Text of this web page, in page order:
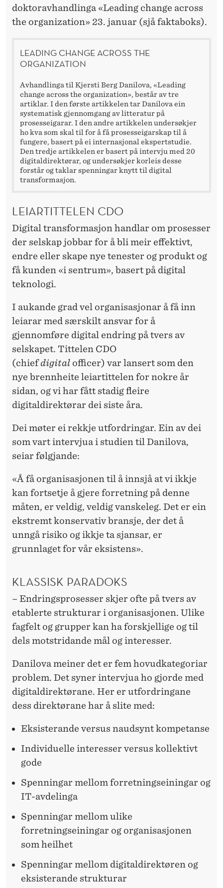
doktoravhandlinga «Leading change across
the organization» 23. januar (sjå faktaboks).
LEADING CHANGE ACROSS THE
ORGANIZATION
Avhandlinga til Kjersti Berg Danilova, «Leading
change across the organization», består av tre
artiklar. I den første artikkelen tar Danilova ein
systematisk gjennomgang av litteratur på
prosesseigarar. I den andre artikkelen undersøkjer
ho kva som skal til for å få prosesseigarskap til å
fungere, basert på ei internasjonal ekspertstudie.
Den tredje artikkelen er basert på intervju med 20
digitaldirektørar, og undersøkjer korleis desse
forstår og taklar spenningar knytt til digital
transformasjon.
LEIARTITTELEN CDO
Digital transformasjon handlar om prosesser
der selskap jobbar for å bli meir effektivt,
endre eller skape nye tenester og produkt og
få kunden «i sentrum», basert på digital
teknologi.
I aukande grad vel organisasjonar å få inn
leiarar med særskilt ansvar for å
gjennomføre digital endring på tvers av
selskapet. Tittelen CDO
(chiefdigital officer) var lansert som den
nye brennheite leiartittelen for nokre år
sidan, og vi har fått stadig fleire
digitaldirektørar dei siste åra.
Dei møter ei rekkje utfordringar. Ein av dei
som vart intervjua i studien til Danilova,
seiar følgjande:
«Å få organisasjonen til å innsjå at vi ikkje
kan fortsetje å gjere forretning på denne
måten, er veldig, veldig vanskeleg. Det er ein
ekstremt konservativ bransje, der det å
unngå risiko og ikkje ta sjansar, er
grunnlaget for vår eksistens».
KLASSISK PARADOKS
– Endringsprosesser skjer ofte på tvers av
etablerte strukturar i organisasjonen. Ulike
fagfelt og grupper kan ha forskjellige og til
dels motstridande mål og interesser.
Danilova meiner det er fem hovudkategoriar
problem. Det syner intervjua ho gjorde med
digitaldirektørane. Her er utfordringane
dess direktørane har å slite med:
Eksisterande versus naudsynt kompetanse
Individuelle interesser versus kollektivt
gode
Spenningar mellom forretningseiningar og
IT-avdelinga
Spenningar mellom ulike
forretningseiningar og organisasjonen
som heilhet
Spenningar mellom digitaldirektøren og
eksisterande strukturar